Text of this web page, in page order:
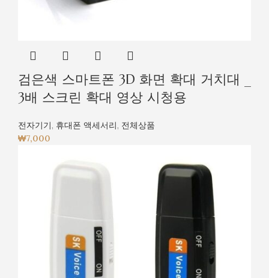
검은색 스마트폰 3D 화면 확대 거치대 _
3배 스크린 확대 영상 시청용
전자기기, 휴대폰 액세서리, 전체상품
₩7,000